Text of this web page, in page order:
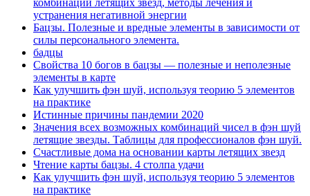
комбинаций летящих звезд, методы лечения и
устранения негативной энергии
Бацзы. Полезные и вредные элементы в зависимости от
силы персонального элемента.
бадцы
Свойства 10 богов в бацзы — полезные и неполезные
элементы в карте
Как улучшить фэн шуй, используя теорию 5 элементов
на практике
Истинные причины пандемии 2020
Значения всех возможных комбинаций чисел в фэн шуй
летящие звезды. Таблицы для профессионалов фэн шуй.
Счастливые дома на основании карты летящих звезд
Чтение карты бацзы. 4 столпа удачи
Как улучшить фэн шуй, используя теорию 5 элементов
на практике